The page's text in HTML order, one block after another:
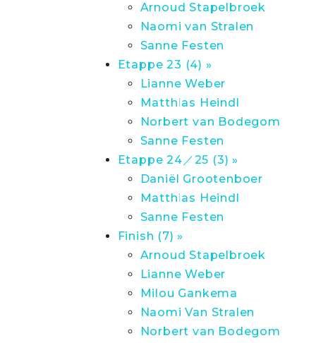
Arnoud Stapelbroek
Naomi van Stralen
Sanne Festen
Etappe 23 (4) »
Lianne Weber
Matthias Heindl
Norbert van Bodegom
Sanne Festen
Etappe 24／25 (3) »
Daniël Grootenboer
Matthias Heindl
Sanne Festen
Finish (7) »
Arnoud Stapelbroek
Lianne Weber
Milou Gankema
Naomi Van Stralen
Norbert van Bodegom